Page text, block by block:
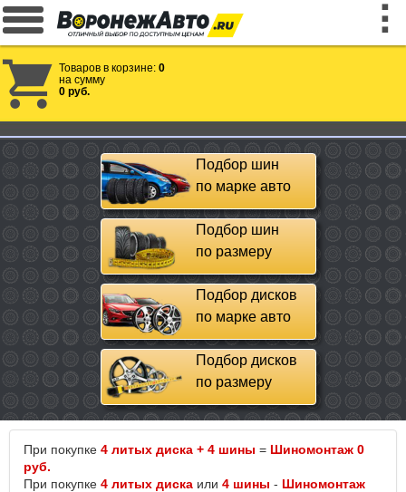
Товаров в корзине: 0
на сумму
0 руб.
Подбор шин
по марке авто
Подбор шин
по размеру
Подбор дисков
по марке авто
Подбор дисков
по размеру
При покупке 4 литых диска + 4 шины = Шиномонтаж 0
руб.
При покупке 4 литых диска или 4 шины - Шиномонтаж